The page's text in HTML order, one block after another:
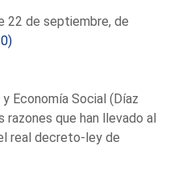
22 de septiembre, de
Economía Social (Díaz
razones que han llevado al
real decreto-ley de